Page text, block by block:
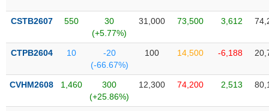
CSTB2607 550
30
(+5.77%)
31,000 73,500 3,612
CTPB2604 10
-20
(-66.67%)
100 14,500 -6,188
CVHM2608 1,460
300
(+25.86%)
12,300 74,200 2,513
SỨC
TÀI